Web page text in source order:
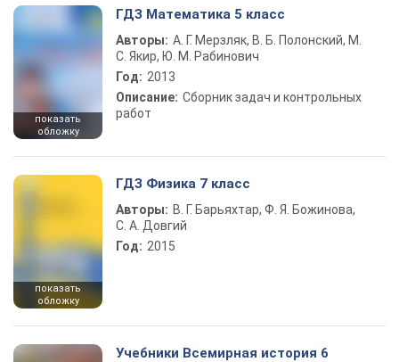
показать
обложку
ГДЗ Математика 5 класс
Авторы: А. Г. Мерзляк, В. Б. Полонский, М.
С. Якир, Ю. М. Рабинович
Год: 2013
Описание: Сборник задач и контрольных
работ
показать
обложку
ГДЗ Физика 7 класс
Авторы: В. Г. Барьяхтар, Ф. Я. Божинова,
С. А. Довгий
Год: 2015
Учебники Всемирная история 6